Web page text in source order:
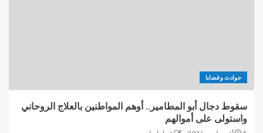
حوادث وقضايا
سقوط دجال أبو المطامير.. أوهم المواطنين بالعلاج الروحاني
واستولى على أموالهم